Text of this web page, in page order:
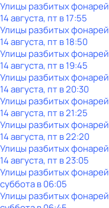
Улицы разбитых фонарей
14 августа, пт в 17:55
Улицы разбитых фонарей
14 августа, пт в 18:50
Улицы разбитых фонарей
14 августа, пт в 19:45
Улицы разбитых фонарей
14 августа, пт в 20:30
Улицы разбитых фонарей
14 августа, пт в 21:25
Улицы разбитых фонарей
14 августа, пт в 22:20
Улицы разбитых фонарей
14 августа, пт в 23:05
Улицы разбитых фонарей
субботав06:05
Улицы разбитых фонарей